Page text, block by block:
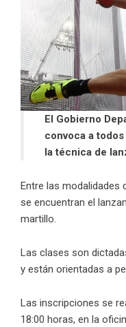
El Gobierno
convoca a
la técnica de
Entre las modalidades
se encuentran el
martillo.
Las clases son
y están orientadas a
Las inscripciones se
18:00 horas, en la